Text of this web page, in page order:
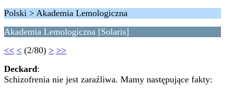
Polski > Akademia Lemologiczna
Akademia Lemologiczna [Solaris]
<< < (2/80) > >>
Deckard:
Schizofrenia nie jest zaraźliwa. Mamy następujące fakty: